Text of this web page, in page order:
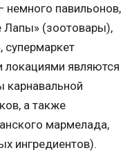
немного павильонов,
Лапы» (зоотовары),
супермаркет
являются
карнавальной
а также
мармелада,
ингредиентов).